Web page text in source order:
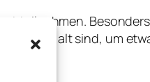
teilnehmen.
sie zu alt sind, um